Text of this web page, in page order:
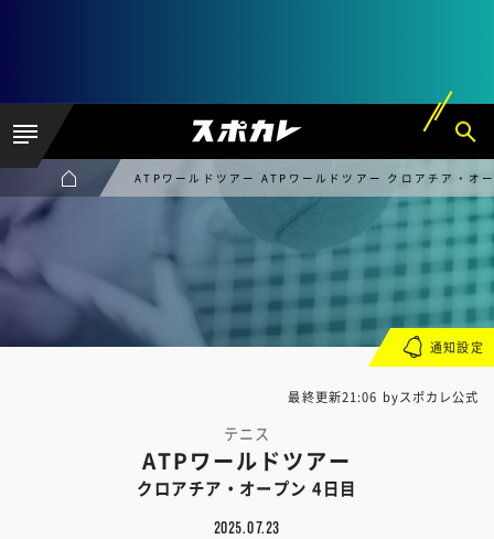
ATPワールドツアー ATPワールドツアー クロアチア・オ
最終更新21:06 byスポカレ公式
テニス
ATPワールドツアー
クロアチア・オープン 4日目
2025.07.23
通知設定